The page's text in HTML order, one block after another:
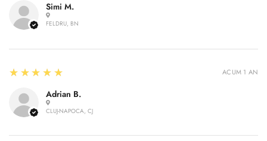
Simi M.
FELDRU, BN
Adrian B.
CLUJ-NAPOCA, CJ
5
★★★★★ ACUM 1 AN